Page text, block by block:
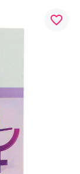
favorite_border